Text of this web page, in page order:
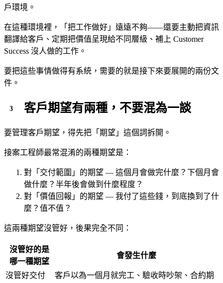
戶環境。
在這種環境裡，「把工作做好」遠遠不夠——還要主動把資訊
翻譯給客戶、定期把價值呈現給不同層級、補上 Customer
Success 沒人做的工作。
要把這些事情做得有系統，需要的就是接下來要展開的兩份文
件。
客戶期望有兩種，不要混為一談
要管理客戶期望，得先把「期望」這個詞拆開。
接案工程師最常混淆的兩種期望是：
對「交付範圍」的期望 — 這個月會做完什麼？下個月會
做什麼？半年後會做到什麼程度？
對「價值回報」的期望 — 我付了這些錢，到底換到了什
麼？值不值？
這兩種期望沒管好，後果完全不同：
沒管好的是
哪一種期望
會發生什麼
沒管好交付
客戶以為一個月就完工、驗收時吵架、合約期